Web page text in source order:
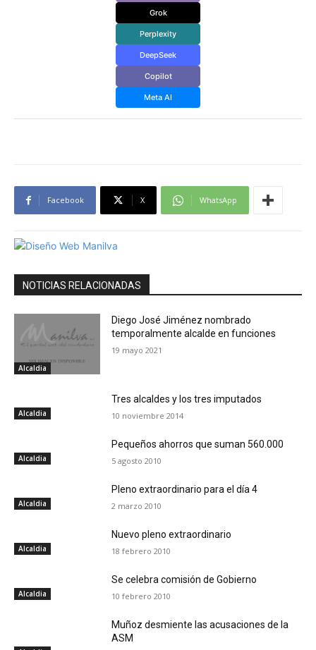
Grok
Perplexity
DeepSeek
Copilot
Meta AI
Facebook X WhatsApp
NOTICIAS RELACIONADAS
Alcaldia
Diego José Jiménez nombrado
temporalmente alcalde en funciones
19 mayo 2021
Alcaldia
Tres alcaldes y los tres imputados
10 noviembre 2014
Alcaldia
Pequeños ahorros que suman 560.000
5 agosto 2010
Alcaldia
Pleno extraordinario para el día 4
2 marzo 2010
Alcaldia
Nuevo pleno extraordinario
18 febrero 2010
Alcaldia
Se celebra comisión de Gobierno
10 febrero 2010
Muñoz desmiente las acusaciones de la
ASM